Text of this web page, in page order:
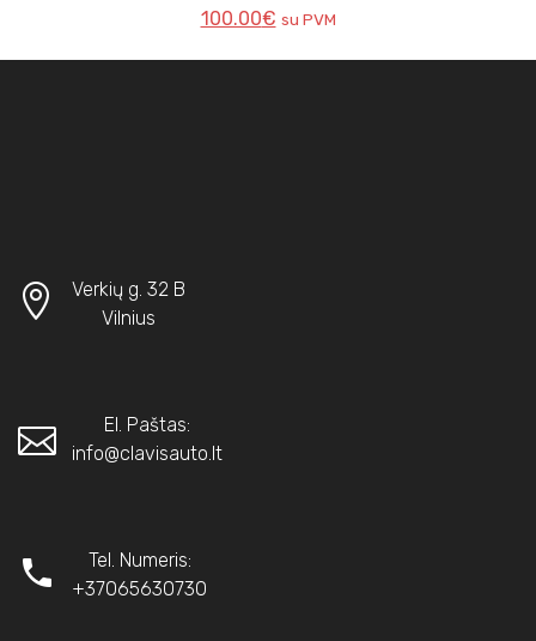
100.00€ su PVM
Verkių g. 32 B
Vilnius
El. Paštas:
info@clavisauto.lt
Tel. Numeris:
+37065630730